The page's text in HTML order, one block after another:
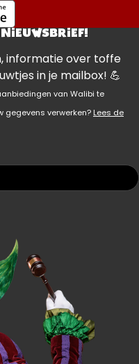
informatie over toffe
in je mailbox! 💪
van Walibi te
gegevens verwerken? Lees de